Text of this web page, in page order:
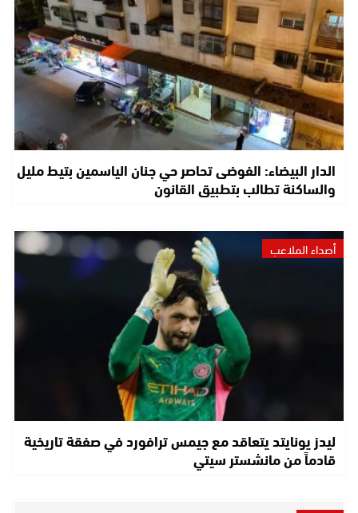
الدار البيضاء: الفوضى تحاصر حي جنان الياسمين بتيط مليل
والساكنة تطالب بتطبيق القانون
أصداء الملاعب
ليدز يونايتد يتعاقد مع جيمس ترافورد في صفقة تاريخية
قادماً من مانشستر سيتي